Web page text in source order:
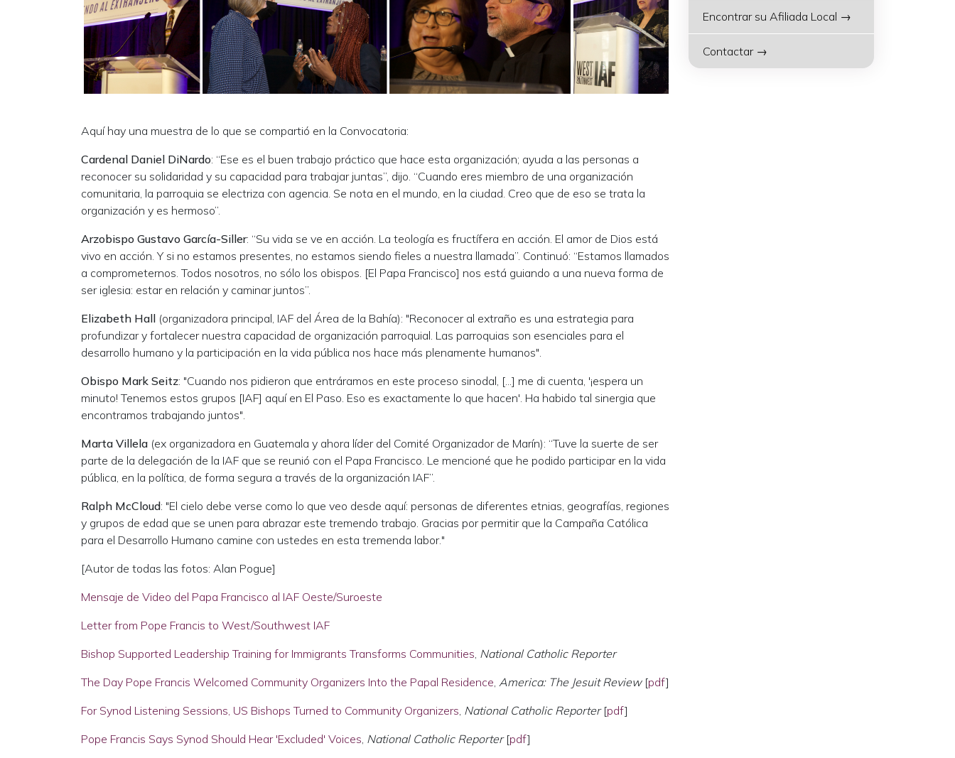
Aquí hay una muestra de lo que se compartió en la Convocatoria:
Cardenal Daniel DiNardo: “Ese es el buen trabajo práctico que hace esta organización; ayuda a las personas a
reconocer su solidaridad y su capacidad para trabajar juntas”, dijo. “Cuando eres miembro de una organización
comunitaria, la parroquia se electriza con agencia. Se nota en el mundo, en la ciudad. Creo que de eso se trata la
organización y es hermoso”.
Arzobispo Gustavo García-Siller: “Su vida se ve en acción. La teología es fructífera en acción. El amor de Dios está
vivo en acción. Y si no estamos presentes, no estamos siendo fieles a nuestra llamada”. Continuó: “Estamos llamados
a comprometernos. Todos nosotros, no sólo los obispos. [El Papa Francisco] nos está guiando a una nueva forma de
ser iglesia: estar en relación y caminar juntos”.
Elizabeth Hall (organizadora principal, IAF del Área de la Bahía): "Reconocer al extraño es una estrategia para
profundizar y fortalecer nuestra capacidad de organización parroquial. Las parroquias son esenciales para el
desarrollo humano y la participación en la vida pública nos hace más plenamente humanos".
Obispo Mark Seitz: "Cuando nos pidieron que entráramos en este proceso sinodal, [...] me di cuenta, '¡espera un
minuto! Tenemos estos grupos [IAF] aquí en El Paso. Eso es exactamente lo que hacen'. Ha habido tal sinergia que
encontramos trabajando juntos".
Marta Villela (ex organizadora en Guatemala y ahora líder del Comité Organizador de Marín): “Tuve la suerte de ser
parte de la delegación de la IAF que se reunió con el Papa Francisco. Le mencioné que he podido participar en la vida
pública, en la política, de forma segura a través de la organización IAF”.
Ralph McCloud: "El cielo debe verse como lo que veo desde aquí: personas de diferentes etnias, geografías, regiones
y grupos de edad que se unen para abrazar este tremendo trabajo. Gracias por permitir que la Campaña Católica
para el Desarrollo Humano camine con ustedes en esta tremenda labor."
[Autor de todas las fotos: Alan Pogue]
Mensaje de Video del Papa Francisco al IAF Oeste/Suroeste
Letter from Pope Francis to West/Southwest IAF
Bishop Supported Leadership Training for Immigrants Transforms Communities National Catholic Reporter
The Day Pope Francis Welcomed Community Organizers Into the Papal Residence America: The Jesuit Review[pdf]
For Synod Listening Sessions, US Bishops Turned to Community Organizers National Catholic Reporter[pdf]
Pope Francis Says Synod Should Hear 'Excluded' Voices National Catholic Reporter [pdf]
Encontrar su Afiliada Local →
Contactar →